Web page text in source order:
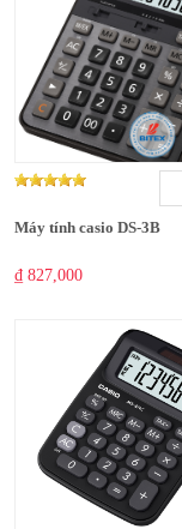
Máy tính casio DS-3B
₫ 827,000